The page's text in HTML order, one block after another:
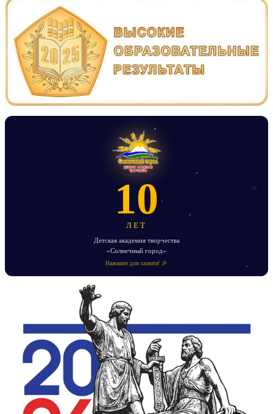
10
ЛЕТ
Детская академия творчества
«Солнечный город»
Нажмите для салюта! 🎉